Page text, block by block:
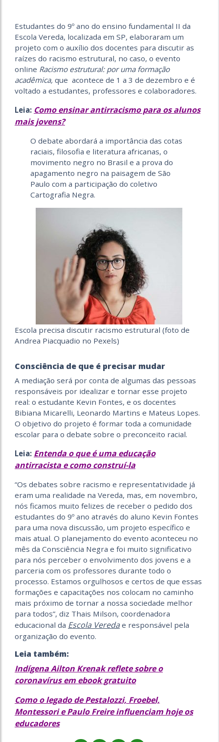
Estudantes do 9º ano do ensino fundamental II da
Escola Vereda, localizada em SP, elaboraram um
projeto com o auxílio dos docentes para discutir as
raízes do racismo estrutural, no caso, o evento
online Racismo estrutural: por uma formação
acadêmica, que acontece de 1 a 3 de dezembro e é
voltado a estudantes, professores e colaboradores.
Leia: Como ensinar antirracismo para os alunos
mais jovens?
O debate abordará a importância das cotas
raciais, filosofia e literatura africanas, o
movimento negro no Brasil e a prova do
apagamento negro na paisagem de São
Paulo com a participação do coletivo
Cartografia Negra.
Escola precisa discutir racismo estrutural (foto de
Andrea Piacquadio no Pexels)
Consciência de que é precisar mudar
A mediação será por conta de algumas das pessoas
responsáveis por idealizar e tornar esse projeto
real: o estudante Kevin Fontes, e os docentes
Bibiana Micarelli, Leonardo Martins e Mateus Lopes.
O objetivo do projeto é formar toda a comunidade
escolar para o debate sobre o preconceito racial.
Leia: Entenda o que é uma educação
antirracista e como construí-la
“Os debates sobre racismo e representatividade já
eram uma realidade na Vereda, mas, em novembro,
nós ficamos muito felizes de receber o pedido dos
estudantes do 9º ano através do aluno Kevin Fontes
para uma nova discussão, um projeto específico e
mais atual. O planejamento do evento aconteceu no
mês da Consciência Negra e foi muito significativo
para nós perceber o envolvimento dos jovens e a
parceria com os professores durante todo o
processo. Estamos orgulhosos e certos de que essas
formações e capacitações nos colocam no caminho
mais próximo de tornar a nossa sociedade melhor
para todos”, diz Thais Milson, coordenadora
educacional da Escola Vereda e responsável pela
organização do evento.
Leia também:
Indígena Ailton Krenak reflete sobre o
coronavírus em ebook gratuito
Como o legado de Pestalozzi, Froebel,
Montessori e Paulo Freire influenciam hoje os
educadores